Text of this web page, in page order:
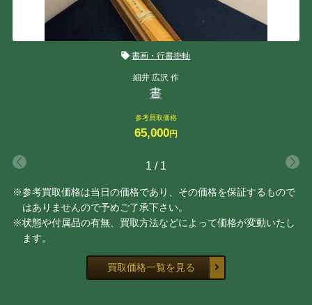
書画・行書掛軸
細井 広沢 作
書
参考買取価格
65,000円
1 / 1
※参考買取価格は当日の価格であり、その価格を保証するもので
はありませんので予めご了承下さい。
※状態や付属品の有無、買取方法などによって価格が変動いたし
ます。
買取価格一覧を見る